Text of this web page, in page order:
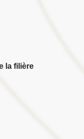
la filière